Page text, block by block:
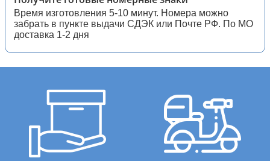
Время изготовления 5-10 минут. Номера можно
забрать в пункте выдачи СДЭК или Почте РФ. По МО
доставка 1-2 дня